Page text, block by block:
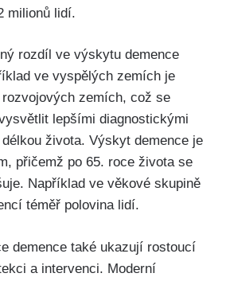
milionů lidí.
rozdíl ve výskytu demence
ve vyspělých zemích je
zemích, což se
lepšími diagnostickými
života. Výskyt demence je
přičemž po 65. roce života se
Například ve věkové skupině
téměř polovina lidí.
demence také ukazují rostoucí
a intervenci. Moderní